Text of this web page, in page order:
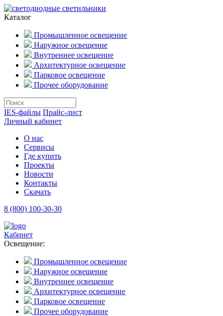
Каталог
Промышленное освещение
Наружное освещение
Внутреннее освещение
Архитектурное освещение
Парковое освещение
Прочее оборудование
IES-файлы Прайс-лист
Личный кабинет
О нас
Сервисы
Где купить
Проекты
Новости
Контакты
Скачать
8 (800) 100-30-30
Кабинет
Освещение:
Промышленное освещение
Наружное освещение
Внутреннее освещение
Архитектурное освещение
Парковое освещение
Прочее оборудование